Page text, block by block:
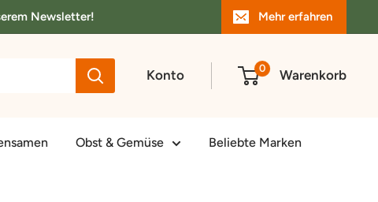
Newsletter! Mehr erfahren
Konto 0 Warenkorb
Obst & Gemüse Beliebte Marken